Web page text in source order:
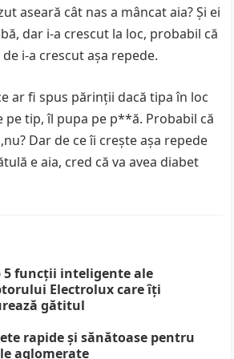
aseară cât nas a mâncat aia? Şi ei
dar i-a crescut la loc, probabil că
i-a crescut aşa repede.
ar fi spus părinţii dacă tipa în loc
pe tip, îl pupa pe p**ă. Probabil că
Dar de ce îi creşte aşa repede
e aia, cred că va avea diabet
5 funcții inteligente ale
Electrolux care îți
gătitul
rapide și sănătoase pentru
aglomerate